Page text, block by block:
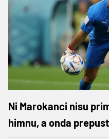
Ni Marokanci nisu
himnu, a onda